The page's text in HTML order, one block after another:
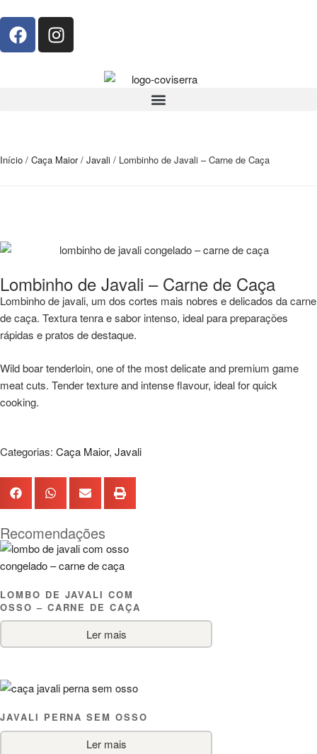
Início / Caça Maior/ Javali / Lombinho de Javali – Carne de Caça
Lombinho de Javali – Carne de Caça
Lombinho de javali, um dos cortes mais nobres e delicados da carne
de caça. Textura tenra e sabor intenso, ideal para preparações
rápidas e pratos de destaque.
Wild boar tenderloin, one of the most delicate and premium game
meat cuts. Tender texture and intense flavour, ideal for quick
cooking.
Categorias: Caça Maior, Javali
Recomendações
LOMBO DE JAVALI COM
OSSO – CARNE DE CAÇA
Ler mais
JAVALI PERNA SEM OSSO
Ler mais